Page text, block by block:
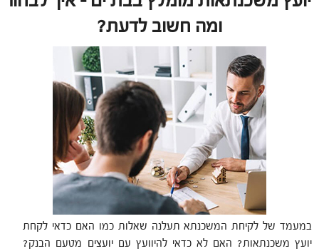
ומה חשוב לדעת?
במעמד של לקיחת המשכנתא תעלנה שאלות כמו האם כדאי לקחת
יועץ משכנתאות? האם לא כדאי להיוועץ עם יועצים מטעם הבנק?